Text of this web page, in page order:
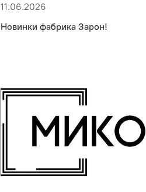
11.06.2026
Новинки фабрика Зарон!